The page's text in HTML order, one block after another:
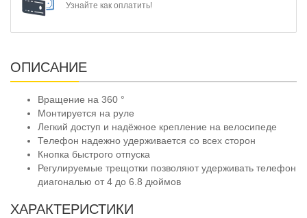
Узнайте как оплатить!
ОПИСАНИЕ
Вращение на 360 °
Монтируется на руле
Легкий доступ и надёжное крепление на велосипеде
Телефон надежно удерживается со всех сторон
Кнопка быстрого отпуска
Регулируемые трещотки позволяют удерживать телефон
диагональю от 4 до 6.8 дюймов
ХАРАКТЕРИСТИКИ